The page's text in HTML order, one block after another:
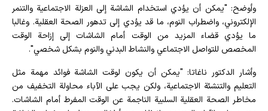
وأوضح: "يمكن أن يؤدي استخدام الشاشة إلى العزلة الاجتماعية والتنمر
الإلكتروني، واضطراب النوم، ما قد يؤدي إلى تدهور الصحة العقلية. وغالبا
ما يؤدي قضاء المزيد من الوقت أمام الشاشات إلى إزاحة الوقت
المخصص للتواصل الاجتماعي والنشاط البدني والنوم بشكل شخصي".
وأشار الدكتور ناغاتا: "يمكن أن يكون لوقت الشاشة فوائد مهمة مثل
التعليم والتنشئة الاجتماعية، ولكن يجب على الآباء محاولة التخفيف من
مخاطر الصحة العقلية السلبية الناجمة عن الوقت المفرط أمام الشاشات.